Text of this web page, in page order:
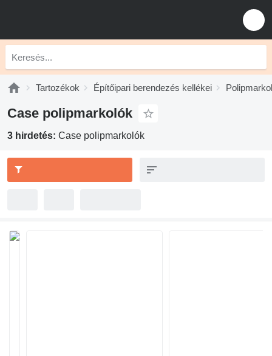
Tartozékok Építőipari berendezés kellékei
Case polipmarkolók
3 hirdetés: Case polipmarkolók